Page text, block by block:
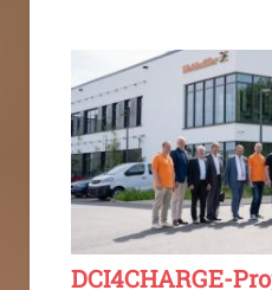
DCI4CHARGE-